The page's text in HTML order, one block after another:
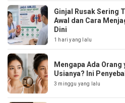
Ginjal Rusak Sering
Awal dan Cara
Dini
1 hari yang lalu
Mengapa Ada
Usianya? Ini
3 minggu yang lalu